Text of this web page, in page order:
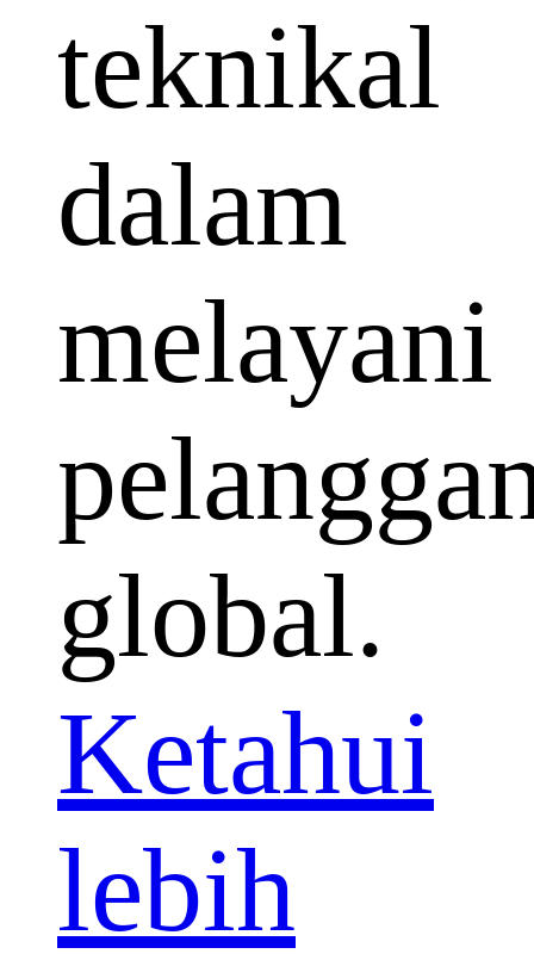
teknikal
dalam
melayani
global.
Ketahui
lebih